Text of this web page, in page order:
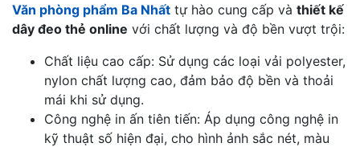
Văn phòng phẩm Ba Nhất tự hào cung cấp và thiết kế
dây đeo thẻ online với chất lượng và độ bền vượt trội:
Chất liệu cao cấp: Sử dụng các loại vải polyester,
nylon chất lượng cao, đảm bảo độ bền và thoải
mái khi sử dụng.
Công nghệ in ấn tiên tiến: Áp dụng công nghệ in
kỹ thuật số hiện đại, cho hình ảnh sắc nét, màu